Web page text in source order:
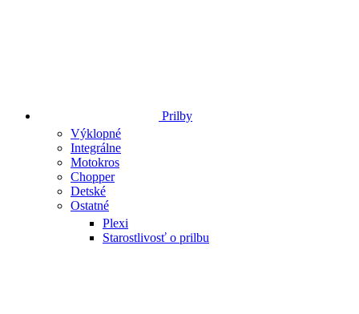
Prilby
Výklopné
Integrálne
Motokros
Chopper
Detské
Ostatné
Plexi
Starostlivosť o prilbu